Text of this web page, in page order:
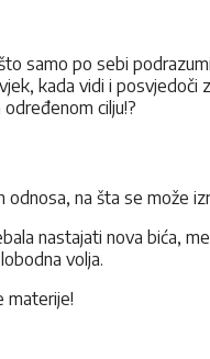
samo po sebi
kada vidi i
cilju!?
na šta se može
nastajati nova bića,
volja.
materije!